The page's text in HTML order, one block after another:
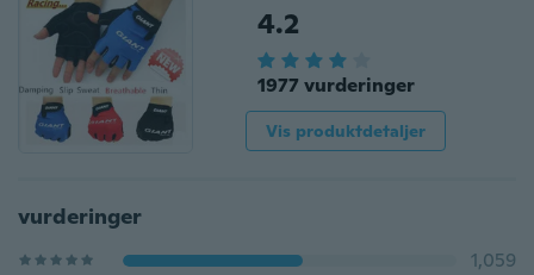
4.2
1977 vurderinger
Vis produktdetaljer
vurderinger
1,059